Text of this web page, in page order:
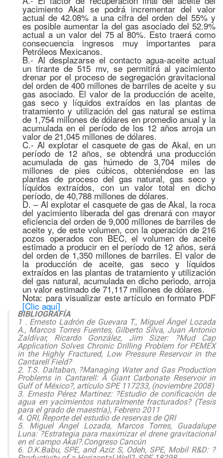
yacimiento Akal se podrá incrementar del valor
actual de 42.08% a una cifra del orden del 55% y
es posible aumentar la del gas asociado del 52.9%
actual a un valor del 75 al 80%. Esto traerá como
consecuencia ingresos muy importantes para
Petróleos Mexicanos.
B.- Al desplazarse el contacto agua-aceite actual
un tirante de 515 mv, se permitirá al yacimiento
drenar por el proceso de segregación gravitacional
del orden de 400 millones de barriles de aceite y su
gas asociado. El valor de la producción de aceite,
gas seco y líquidos extraídos en las plantas de
tratamiento y utilización del gas natural se estima
de 1,754 millones de dólares en promedio anual y la
acumulada en el período de los 12 años arroja un
valor de 21,045 millones de dólares.
C.- Al explotar el casquete de gas de Akal, en un
período de 12 años, se obtendrá una producción
acumulada de gas húmedo de 3,704 miles de
millones de pies cúbicos, obteniéndose en las
plantas de proceso del gas natural, gas seco y
líquidos extraídos, con un valor total en dicho
período, de 40,788 millones de dólares.
D. – Al explotar el casquete de gas de Akal, la roca
del yacimiento liberada del gas drenará con mayor
eficiencia del orden de 9,000 millones de barriles de
aceite y, de este volumen, con la operación de 216
pozos operados con BEC, el volumen de aceite
estimado a producir en el período de 12 años, será
del orden de 1,350 millones de barriles. El valor de
la producción de aceite, gas seco y líquidos
extraídos en las plantas de tratamiento y utilización
del gas natural, acumulada en dicho periodo, arroja
un valor estimado de 71,117 millones de dólares.
Nota: para visualizar este artículo en formato PDF
[Clic aquí]
BIBLIOGRAFÍA
1 . Ernesto Ladrón de Guevara T., Miguel Ángel Lozada
A., Marcos Torres Fuentes, Gilberto Silva, Juan Antonio
Zaldívar, Ricardo González, Jim Sizer: ?Mud Cap
Application Solves Chronic Drilling Problem for PEMEX
in the Highly Fractured, Low Pressure Reservoir in the
Cantarell Field?
2. T.S. Daltaban, ?Managing Water and Gas Production
Problems in Cantarell: A Giant Carbonate Reservoir in
Gulf of México?, artículo SPE 117233, (noviembre 2008)
3. Ernesto Pérez Martínez: ?Estudio de conificación de
agua en yacimientos naturalmente fracturados? (Tesis
para el grado de maestría), Febrero 2011
4. QRI, Reporte del estudio de reservas de QRI
5. Miguel Ángel Lozada, Marcos Torres, Guadalupe
Luna: ?Estrategia para maximizar el drene gravitacional
en el campo Akal?.Congreso Cancún
6. D.K.Babu, SPE, and Aziz S, Odeh, SPE, Mobil R&D: ?